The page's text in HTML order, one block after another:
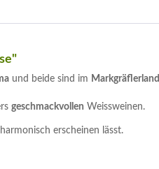
und beide sind im Markgräflerland
geschmackvollen Weissweinen.
erscheinen lässt.